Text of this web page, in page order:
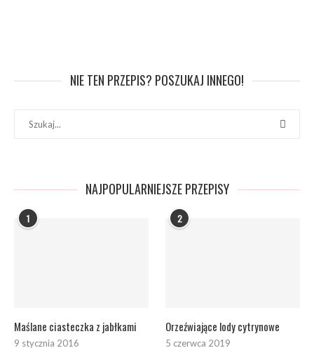
NIE TEN PRZEPIS? POSZUKAJ INNEGO!
NAJPOPULARNIEJSZE PRZEPISY
1
Maślane ciasteczka z jabłkami
9 stycznia 2016
2
Orzeźwiające lody cytrynowe
5 czerwca 2019